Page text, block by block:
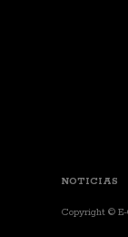
NOTICIAS
Copyright © E-